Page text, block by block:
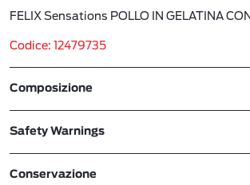
FELIX Sensations POLLO IN GELATINA
Codice: 12479735
Composizione
Safety Warnings
Conservazione